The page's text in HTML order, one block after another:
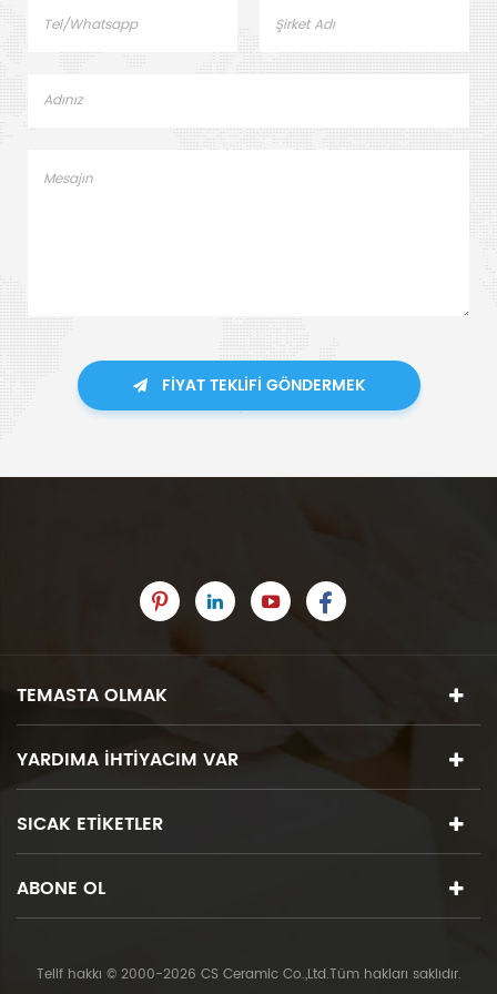
FIYAT TEKLIFI GÖNDERMEK
TEMASTA OLMAK
YARDIMA IHTIYACIM VAR
SICAK ETIKETLER
ABONE OL
Telif hakkı © 2000-2026 CS Ceramic Co.,Ltd.Tüm hakları saklıdır.